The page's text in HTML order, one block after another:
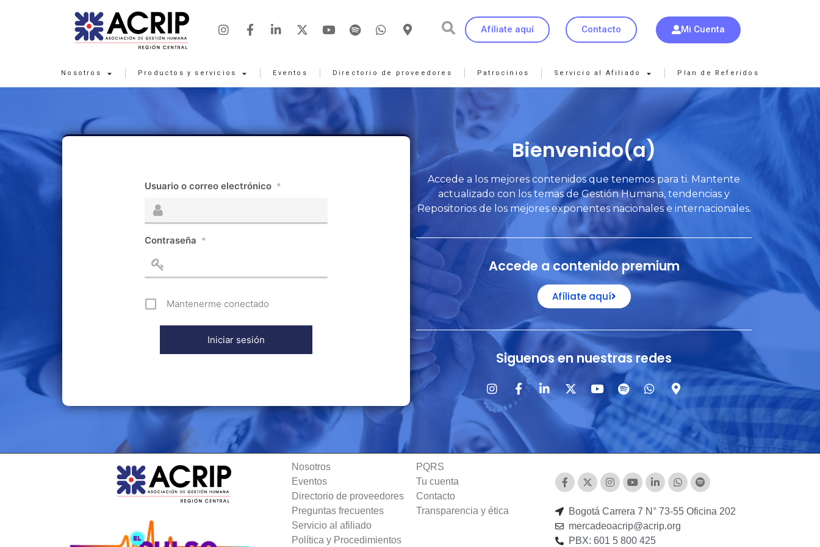
Afíliate aquí Contacto Mi Cuenta
Nosotros Productos y servicios Eventos Directorio de proveedores Patrocinios Servicio al Afiliado Plan de Referidos
Usuario o correo electrónico *
Contraseña *
Mantenerme conectado
Bienvenido(a)
Accede a los mejores contenidos que tenemos para ti. Mantente
actualizado con los temas de Gestión Humana, tendencias y
Repositorios de los mejores exponentes nacionales e internacionales.
Accede a contenido premium
Afíliate aquí
Siguenos en nuestras redes
Nosotros
Eventos
Directorio de proveedores
Preguntas frecuentes
Servicio al afiliado
Política y Procedimientos
PQRS
Tu cuenta
Contacto
Transparencia y ética
Bogotá Carrera 7 N° 73-55 Oficina 202
mercadeoacrip@acrip.org
PBX: 601 5 800 425